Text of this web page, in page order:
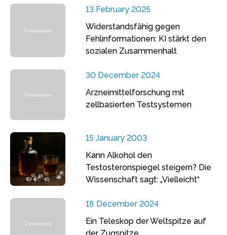
13 February 2025
Widerstandsfähig gegen
Fehlinformationen: KI stärkt den
sozialen Zusammenhalt
30 December 2024
Arzneimittelforschung mit
zellbasierten Testsystemen
15 January 2003
Kann Alkohol den
Testosteronspiegel steigern? Die
Wissenschaft sagt: „Vielleicht“
18 December 2024
Ein Teleskop der Weltspitze auf
der Zugspitze